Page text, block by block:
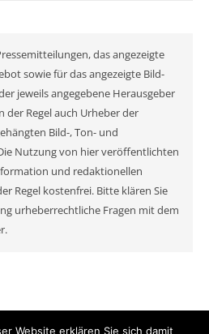
das angezeigte
sowie für das angezeigte Bild-
jeweils angegebene Herausgeber
der Regel auch Urheber der
Bild-, Ton- und
Nutzung von hier veröffentlichten
und redaktionellen
Regel kostenfrei. Bitte klären Sie
urheberrechtliche Fragen mit dem
Website erklären Sie sich damit